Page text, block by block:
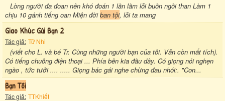
Lòng người đa đoan nên khó đoán 1 lần lầm lỗi buồn ngồi than Làm 1
chịu 10 gánh tiếng oan Miện đờiban tội, lỗi ta mang
Giao Khúc Gửi Bạn 2
Tác giả: Tử Nhi
(viết cho L. và bé Tr. Cùng những người bạn của tôi. Vẫn còn mất tích).
Có tiếng chuông điện thoại ... Phía bên kia đầu dây. Có giọng nói nghẹn
ngào , tức tưởi .... ..... Giọng bác gái nghe chừng đau nhói:. "Con...
Bạn Tôi
Tác giả: TTKhiết